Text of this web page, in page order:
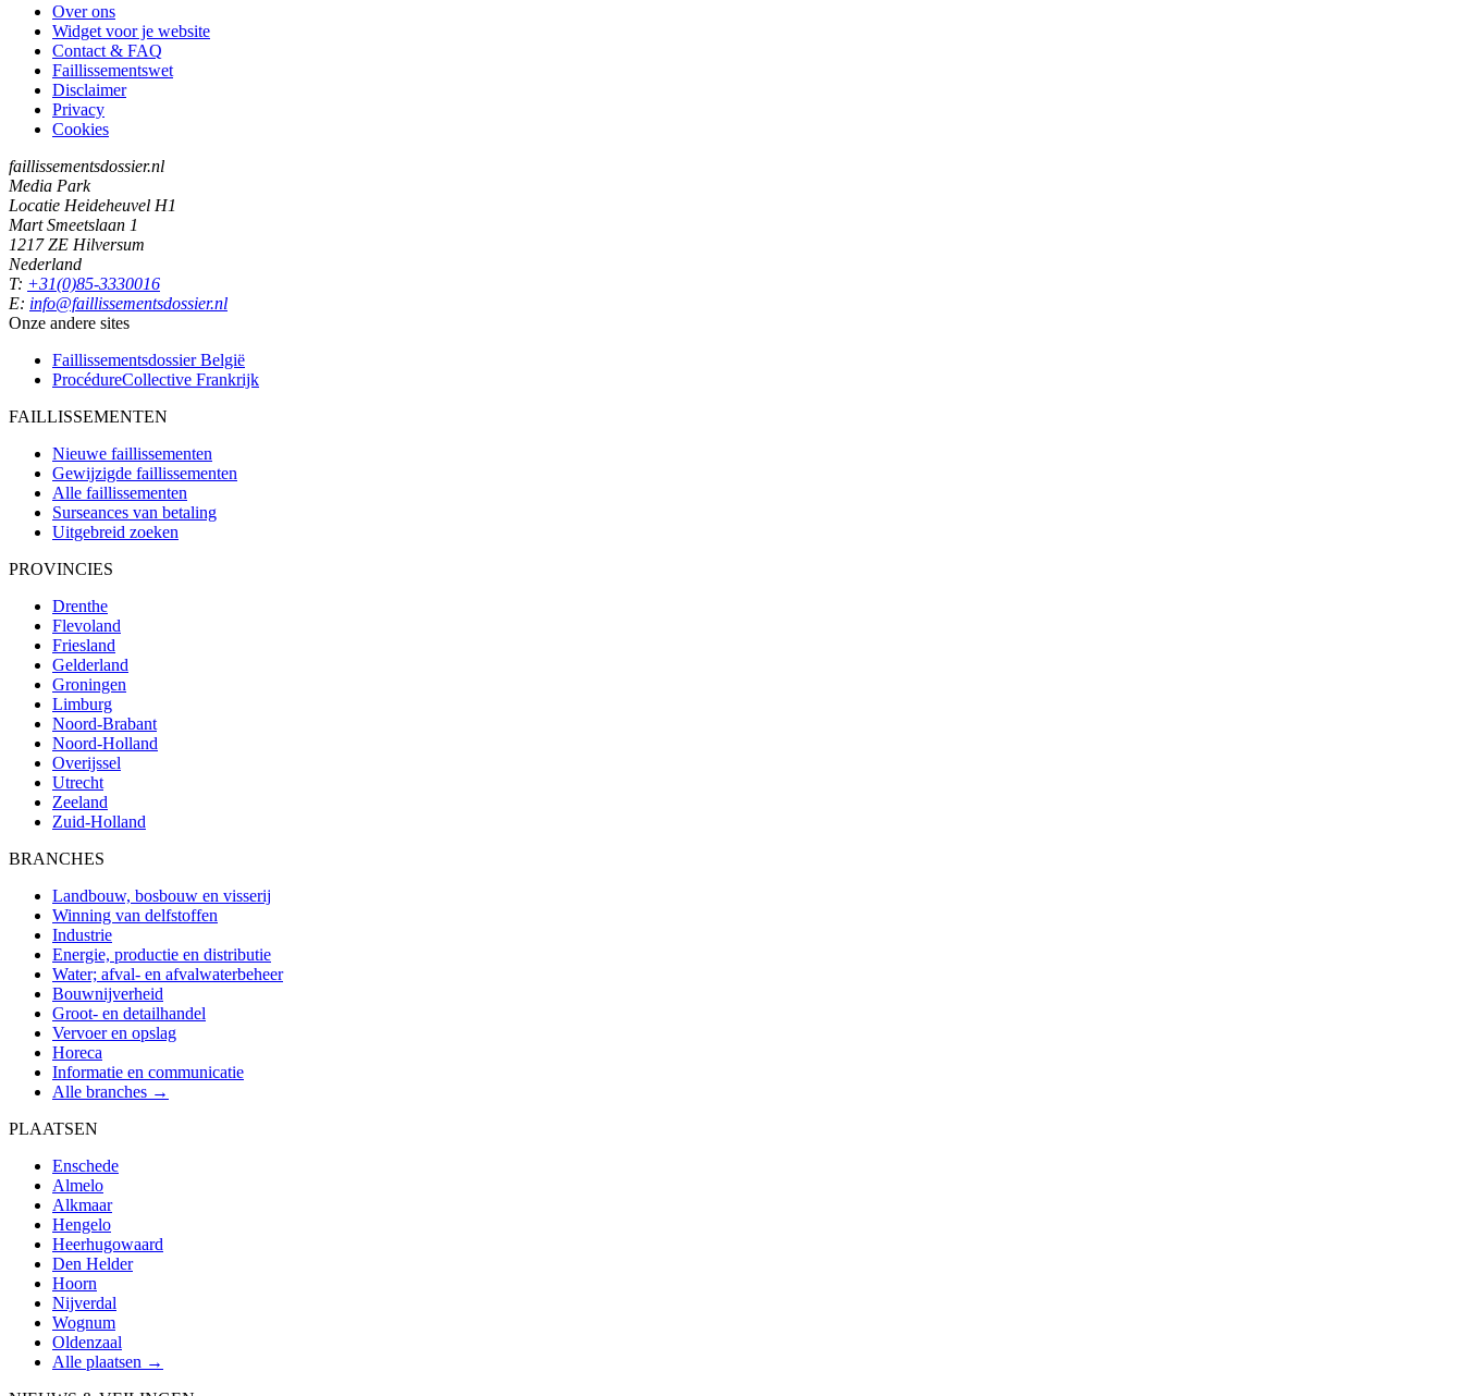
Over ons
Widget voor je website
Contact & FAQ
Faillissementswet
Disclaimer
Privacy
Cookies
faillissementsdossier.nl
Media Park
Locatie Heideheuvel H1
Mart Smeetslaan 1
1217 ZE Hilversum
Nederland
T: +31(0)85-3330016
E: info@faillissementsdossier.nl
Onze andere sites
Faillissementsdossier België
ProcédureCollective Frankrijk
FAILLISSEMENTEN
Nieuwe faillissementen
Gewijzigde faillissementen
Alle faillissementen
Surseances van betaling
Uitgebreid zoeken
PROVINCIES
Drenthe
Flevoland
Friesland
Gelderland
Groningen
Limburg
Noord-Brabant
Noord-Holland
Overijssel
Utrecht
Zeeland
Zuid-Holland
BRANCHES
Landbouw, bosbouw en visserij
Winning van delfstoffen
Industrie
Energie, productie en distributie
Water; afval- en afvalwaterbeheer
Bouwnijverheid
Groot- en detailhandel
Vervoer en opslag
Horeca
Informatie en communicatie
Alle branches →
PLAATSEN
Enschede
Almelo
Alkmaar
Hengelo
Heerhugowaard
Den Helder
Hoorn
Nijverdal
Wognum
Oldenzaal
Alle plaatsen →